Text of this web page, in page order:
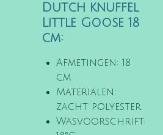
Dutch knuffel
Little Goose 18
cm:
Afmetingen: 18
cm
Materialen:
zacht polyester
Wasvoorschrift: